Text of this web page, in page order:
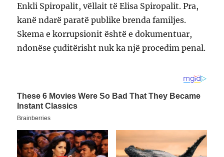
Enkli Spiropalit, vëllait të Elisa Spiropalit. Pra,
kanë ndarë paratë publike brenda familjes.
Skema e korrupsionit është e dokumentuar,
ndonëse çuditërisht nuk ka një procedim penal.